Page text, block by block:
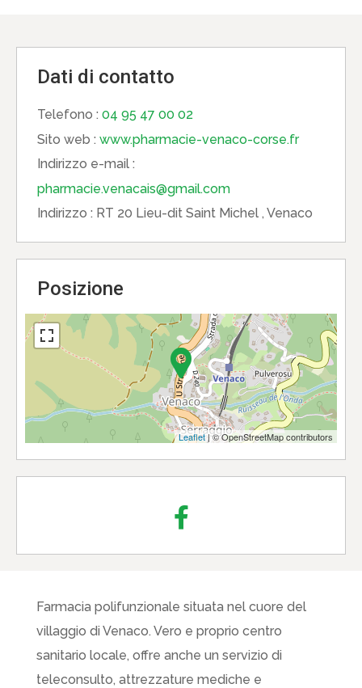
Dati di contatto
Telefono : 04 95 47 00 02
Sito web : www.pharmacie-venaco-corse.fr
Indirizzo e-mail :
pharmacie.venacais@gmail.com
Indirizzo : RT 20 Lieu-dit Saint Michel , Venaco
Posizione
Leaflet| © OpenStreetMap contributors
Farmacia polifunzionale situata nel cuore del
villaggio di Venaco. Vero e proprio centro
sanitario locale, offre anche un servizio di
teleconsulto, attrezzature mediche e